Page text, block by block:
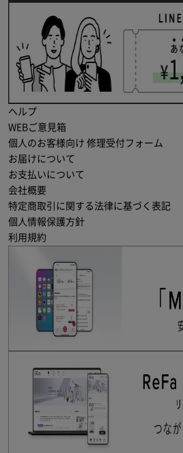
ヘルプ
WEBご意見箱
個人のお客様向け 修理受付フォーム
お届けについて
お支払いについて
会社概要
特定商取引に関する法律に基づく表記
個人情報保護方針
利用規約